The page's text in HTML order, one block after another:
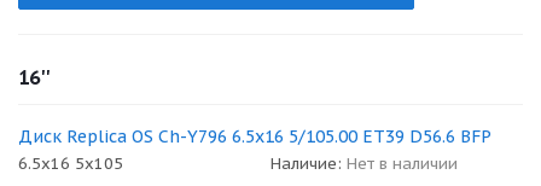
16''
Диск Replica OS Ch-Y796 6.5x16 5/105.00 ET39 D56.6 BFP
6.5x16 5x105 Наличие: Нет в наличии